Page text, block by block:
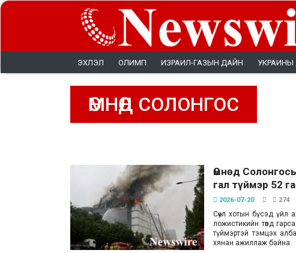
ЭХЛЭЛ ОЛИМП ИЗРАИЛ-ГАЗЫН ДАЙН УКРАИНЫ
ӨМНӨД СОЛОНГОС
Өмнөд
гал түймэр 52
2026-07-20 274
Сөүл хотын бүсэд үйл
ложистикийн төвд
түймэртэй тэмцэх
хянан ажиллаж байна.